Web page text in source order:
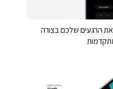
את הרגעים שלכם בצורה